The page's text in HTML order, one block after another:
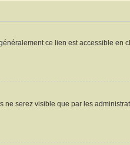
ce lien est accessible en
ne serez visible que par les